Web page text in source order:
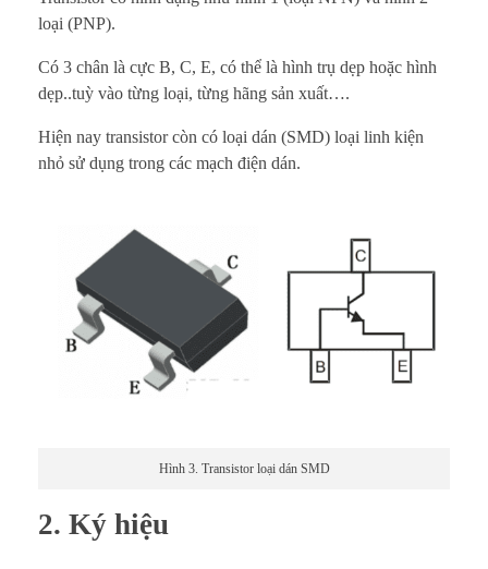
loại (PNP).
Có 3 chân là cực B, C, E, có thể là hình trụ dẹp hoặc hình
dẹp..tuỳ vào từng loại, từng hãng sản xuất….
Hiện nay transistor còn có loại dán (SMD) loại linh kiện
nhỏ sử dụng trong các mạch điện dán.
Hình 3. Transistor loại dán SMD
2. Ký hiệu